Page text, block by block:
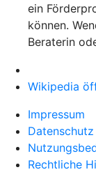
ein
können.
Beraterin
Wikipedia
Impressum
Datenschutz
Rechtliche